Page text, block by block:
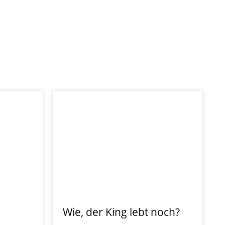
Wie, der King lebt noch?